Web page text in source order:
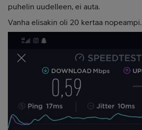
puhelin uudelleen, ei auta.
Vanha elisakin oli 20 kertaa nopeampi.